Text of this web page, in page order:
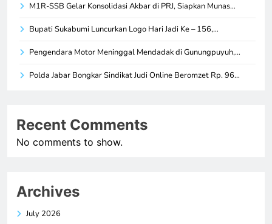
M1R-SSB Gelar Konsolidasi Akbar di PRJ, Siapkan Munas…
Bupati Sukabumi Luncurkan Logo Hari Jadi Ke – 156,…
Pengendara Motor Meninggal Mendadak di Gunungpuyuh,…
Polda Jabar Bongkar Sindikat Judi Online Beromzet Rp. 96…
Recent Comments
No comments to show.
Archives
July 2026